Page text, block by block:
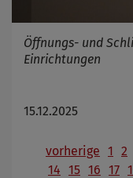
Öffnungs- und
Einrichtungen
15.12.2025
vorherige 1 2
14 15 16 17